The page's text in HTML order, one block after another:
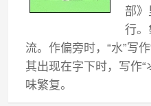
部》
行。
流。作偏旁时，“水”写
其出现在字下时，写作
味繁复。